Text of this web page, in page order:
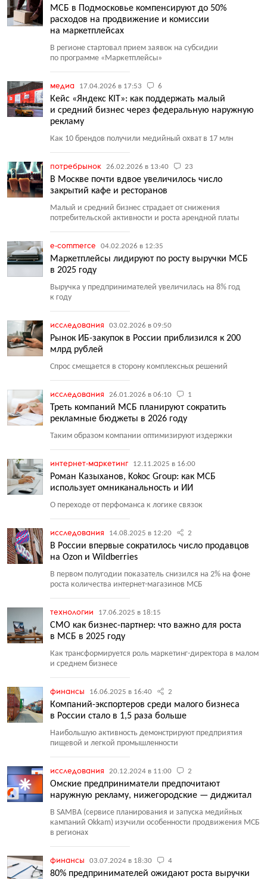
МСБ в Подмосковье компенсируют до 50%
расходов на продвижение и комиссии
на маркетплейсах
В регионе стартовал прием заявок на субсидии
по программе «Маркетплейсы»
медиа 17.04.2026 в 17:53 6
Кейс «Яндекс KIT»: как поддержать малый
и средний бизнес через федеральную наружную
рекламу
Как 10 брендов получили медийный охват в 17 млн
потребрынок 26.02.2026 в 13:40 23
В Москве почти вдвое увеличилось число
закрытий кафе и ресторанов
Малый и средний бизнес страдает от снижения
потребительской активности и роста арендной платы
e-commerce 04.02.2026 в 12:35
Маркетплейсы лидируют по росту выручки МСБ
в 2025 году
Выручка у предпринимателей увеличилась на 8% год
к году
исследования 03.02.2026 в 09:50
Рынок ИБ-закупок в России приблизился к 200
млрд рублей
Спрос смещается в сторону комплексных решений
исследования 26.01.2026 в 06:10 1
Треть компаний МСБ планируют сократить
рекламные бюджеты в 2026 году
Таким образом компании оптимизируют издержки
интернет-маркетинг 12.11.2025 в 16:00
Роман Казыханов, Kokoc Group: как МСБ
использует омниканальность и ИИ
О переходе от перфоманса к логике связок
исследования 14.08.2025 в 12:20 2
В России впервые сократилось число продавцов
на Ozon и Wildberries
В первом полугодии показатель снизился на 2% на фоне
роста количества интернет-магазинов МСБ
технологии 17.06.2025 в 18:15
СМО как бизнес-партнер: что важно для роста
в МСБ в 2025 году
Как трансформируется роль маркетинг-директора в малом
и среднем бизнесе
финансы 16.06.2025 в 16:40 2
Компаний-экспортеров среди малого бизнеса
в России стало в 1,5 раза больше
Наибольшую активность демонстрируют предприятия
пищевой и легкой промышленности
исследования 20.12.2024 в 11:00 2
Омские предприниматели предпочитают
наружную рекламу, нижегородские — диджитал
В SAMBA (сервисе планирования и запуска медийных
кампаний Okkam) изучили особенности продвижения МСБ
в регионах
финансы 03.07.2024 в 18:30 4
80% предпринимателей ожидают роста выручки